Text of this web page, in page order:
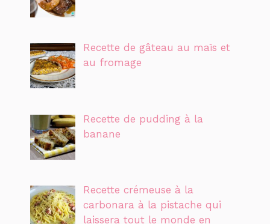
Recette de gâteau au maïs et
au fromage
Recette de pudding à la
banane
Recette crémeuse à la
carbonara à la pistache qui
laissera tout le monde en